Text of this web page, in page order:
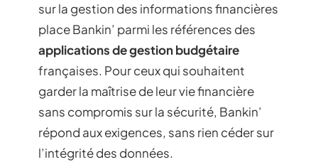
sur la gestion des informations financières
place Bankin’ parmi les références des
applications de gestion budgétaire
françaises. Pour ceux qui souhaitent
garder la maîtrise de leur vie financière
sans compromis sur la sécurité, Bankin’
répond aux exigences, sans rien céder sur
l’intégrité des données.